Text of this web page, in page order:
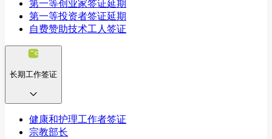
第一等创业家签证延期
第一等投资者签证延期
自费赞助技术工人签证
长期工作签证
健康和护理工作者签证
宗教部长